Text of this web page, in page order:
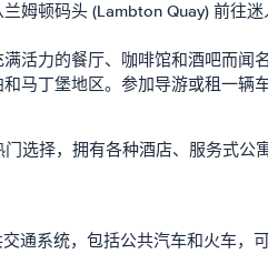
姆顿码头 (Lambton Quay) 前往
力的餐厅、咖啡馆和酒吧而闻
丁堡地区。参加导游或租一辆
选择，拥有各种酒店、服务式
通系统，包括公共汽车和火车